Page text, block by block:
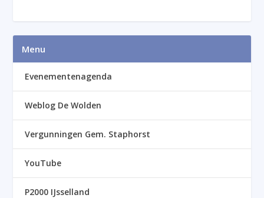
Menu
Evenementenagenda
Weblog De Wolden
Vergunningen Gem. Staphorst
YouTube
P2000 IJsselland